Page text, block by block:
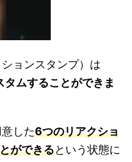
ョンスタンプ）は
タムすることができま
した6つのリアクショ
ができるという状態に